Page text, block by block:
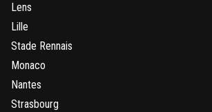
Lens
Lille
Stade Rennais
Monaco
Nantes
Strasbourg